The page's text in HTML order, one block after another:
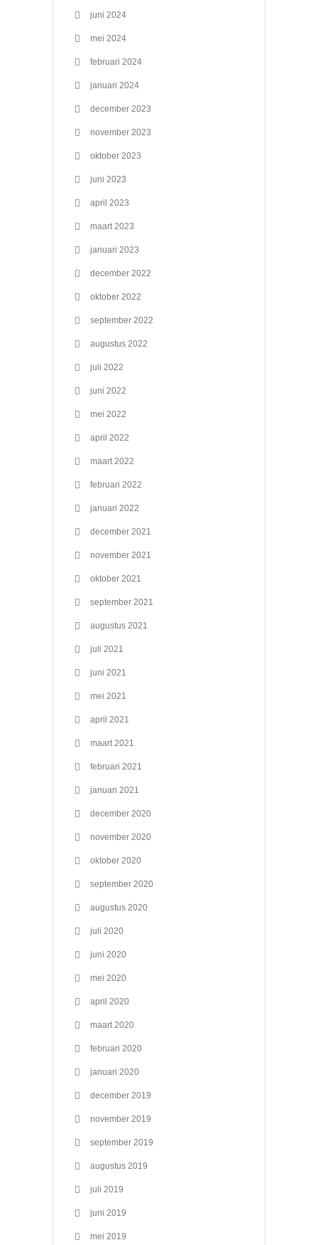
juni 2024
mei 2024
februari 2024
januari 2024
december 2023
november 2023
oktober 2023
juni 2023
april 2023
maart 2023
januari 2023
december 2022
oktober 2022
september 2022
augustus 2022
juli 2022
juni 2022
mei 2022
april 2022
maart 2022
februari 2022
januari 2022
december 2021
november 2021
oktober 2021
september 2021
augustus 2021
juli 2021
juni 2021
mei 2021
april 2021
maart 2021
februari 2021
januari 2021
december 2020
november 2020
oktober 2020
september 2020
augustus 2020
juli 2020
juni 2020
mei 2020
april 2020
maart 2020
februari 2020
januari 2020
december 2019
november 2019
september 2019
augustus 2019
juli 2019
juni 2019
mei 2019